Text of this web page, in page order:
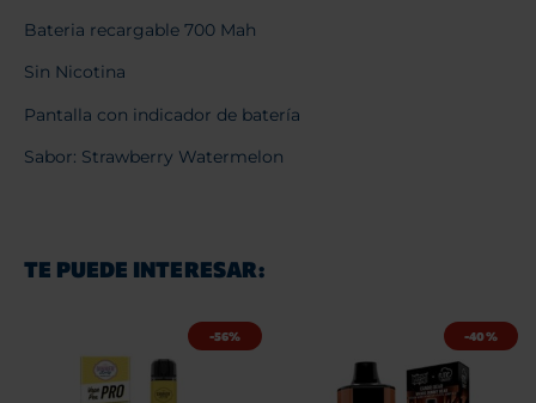
Bateria recargable 700 Mah
Sin Nicotina
Pantalla con indicador de batería
Sabor: Strawberry Watermelon
TE PUEDE INTERESAR:
-56% -40%